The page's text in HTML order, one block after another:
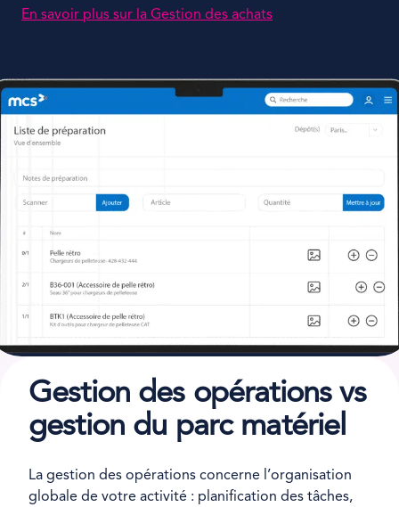
En savoir plus sur la Gestion des achats
Gestion des opérations vs
gestion du parc matériel
La gestion des opérations concerne l’organisation
globale de votre activité : planification des tâches,